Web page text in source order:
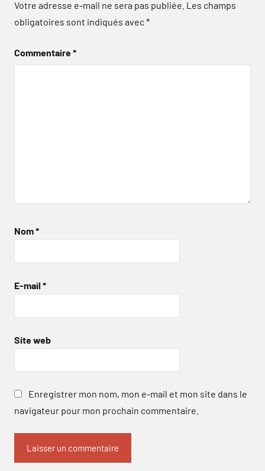
Votre adresse e-mail ne sera pas publiée. Les champs
obligatoires sont indiqués avec*
Commentaire*
Nom*
E-mail *
Site web
Enregistrer mon nom, mon e-mail et mon site dans le
navigateur pour mon prochain commentaire.